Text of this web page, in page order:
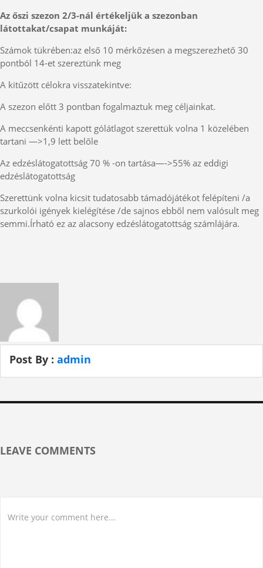
Az őszi szezon 2/3-nál értékeljük a szezonban
látottakat/csapat munkáját:
Számok tükrében:az első 10 mérkőzésen a megszerezhető 30
pontból 14-et szereztünk meg
A kitűzött célokra visszatekintve:
A szezon előtt 3 pontban fogalmaztuk meg céljainkat.
A meccsenkénti kapott gólátlagot szerettük volna 1 közelében
tartani —>1,9 lett belőle
Az edzéslátogatottság 70 % -on tartása—->55% az eddigi
edzéslátogatottság
Szerettünk volna kicsit tudatosabb támadójátékot felépíteni /a
szurkolói igények kielégítése /de sajnos ebből nem valósult meg
semmi.Írható ez az alacsony edzéslátogatottság számlájára.
Post By : admin
LEAVE COMMENTS